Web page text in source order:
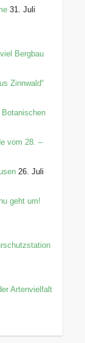
31. Juli
Bergbau
Zinnwald“
vom 28. –
26. Juli
geht um!
Artenvielfalt